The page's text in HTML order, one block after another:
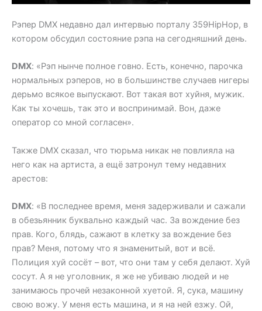
Рэпер DMX недавно дал интервью порталу 359HipHop, в
котором обсудил состояние рэпа на сегодняшний день.
DMX: «Рэп нынче полное говно. Есть, конечно, парочка
нормальных рэперов, но в большинстве случаев нигеры
дерьмо всякое выпускают. Вот такая вот хуйня, мужик.
Как ты хочешь, так это и воспринимай. Вон, даже
оператор со мной согласен».
Также DMX сказал, что тюрьма никак не повлияла на
него как на артиста, а ещё затронул тему недавних
арестов:
DMX: «В последнее время, меня задерживали и сажали
в обезьянник буквально каждый час. За вождение без
прав. Кого, блядь, сажают в клетку за вождение без
прав? Меня, потому что я знаменитый, вот и всё.
Полиция хуй сосёт – вот, что они там у себя делают. Хуй
сосут. А я не уголовник, я же не убиваю людей и не
занимаюсь прочей незаконной хуетой. Я, сука, машину
свою вожу. У меня есть машина, и я на ней езжу. Ой,